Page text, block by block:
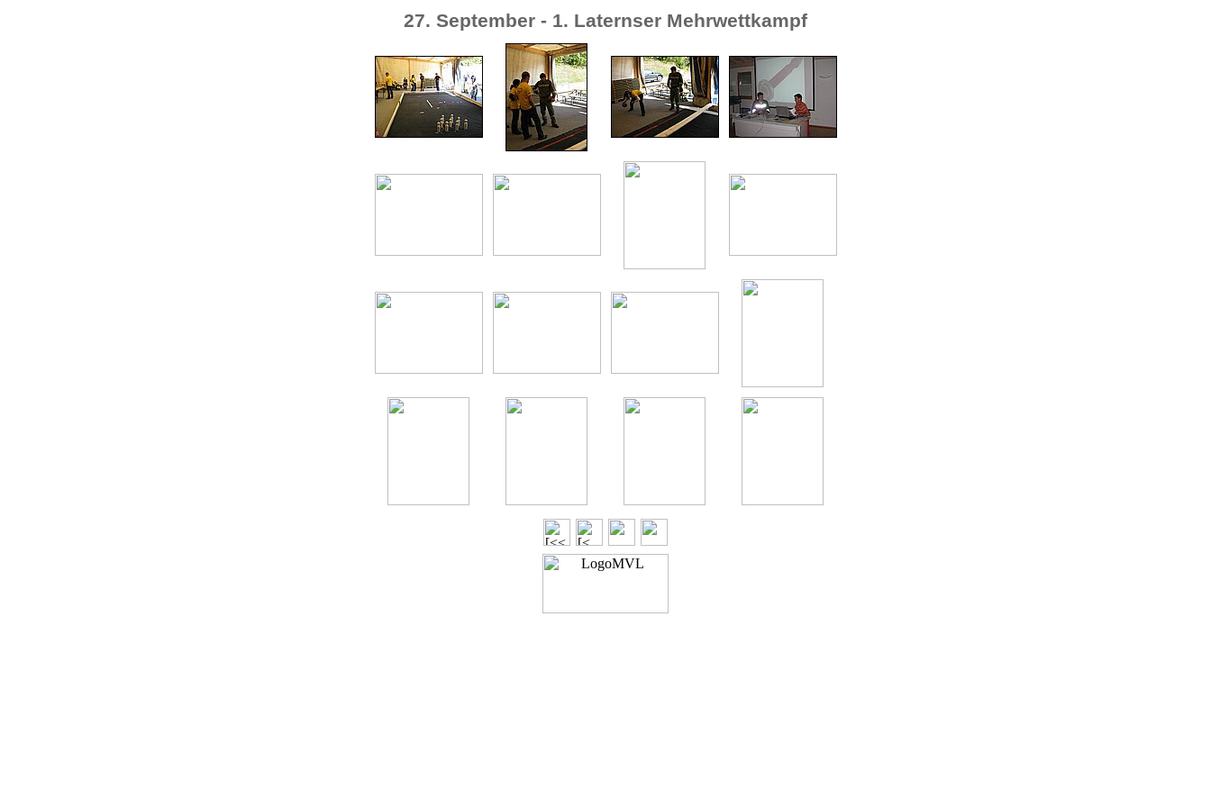
27. September - 1. Laternser Mehrwettkampf